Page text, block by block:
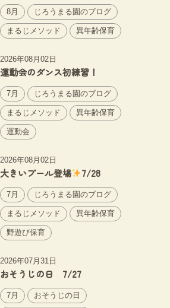
8月 じろうまる園のブログ
まるじメソッド 異年齢保育
2026年08月02日
運動会のダンス初練習！
7月 じろうまる園のブログ
まるじメソッド 異年齢保育
運動会
2026年08月02日
大きいプール登場 7/28
7月 じろうまる園のブログ
まるじメソッド 異年齢保育
野遊び保育
2026年07月31日
おそうじの日 7/27
7月 おそうじの日